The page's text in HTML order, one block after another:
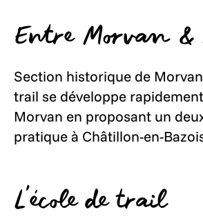
Entre Morvan &
Section historique de
trail se développe
Morvan en proposant un
pratique à Châtillon-en-
L’école de trail